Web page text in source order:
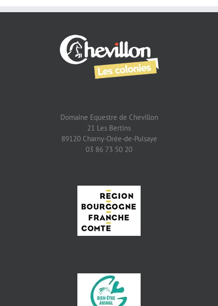
Domaine Equestre de Chevillon
21 Les Bertins
89120 Charny-Orée-de-Puisaye
03 86 73 50 20